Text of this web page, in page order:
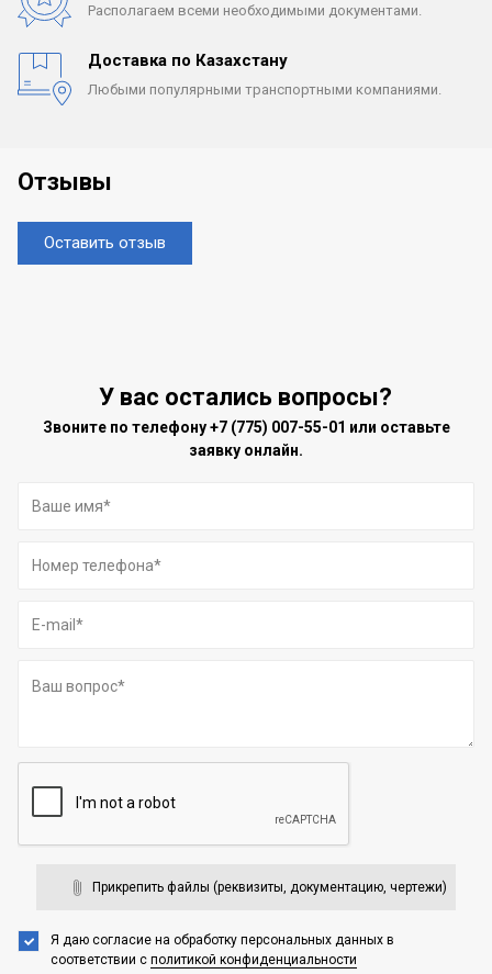
Располагаем всеми необходимыми документами.
Доставка по Казахстану
Любыми популярными транспортными компаниями.
Отзывы
Оставить отзыв
У вас остались вопросы?
Звоните по телефону+7 (775) 007-55-01 или оставьте
заявку онлайн.
Прикрепить файлы (реквизиты, документацию, чертежи)
Я даю согласие на обработку персональных данных в
соответствии с политикой конфиденциальности